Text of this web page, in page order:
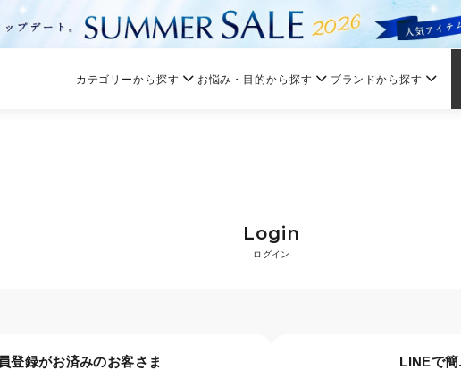
カテゴリーから探す お悩み・目的から探す ブランドから探す
Login
ログイン
登録がお済みのお客さま LINEで簡